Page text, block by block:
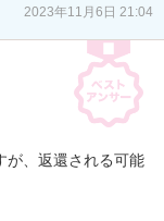
2023年11月6日 21:04
が、返還される可能